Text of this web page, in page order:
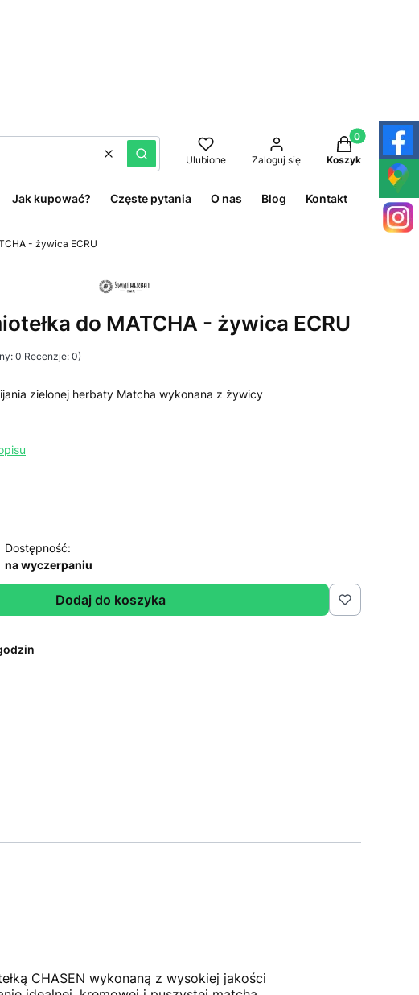
WyczyśćSzukaj Ulubione Zaloguj się
Produkty w
Koszyk
Jak kupować? Częste pytania O nas Blog Kontakt
- żywica ECRU
do MATCHA - żywica ECRU
0 Recenzje: 0)
zielonej herbaty Matcha wykonana z żywicy
Dostępność:
na wyczerpaniu
Dodaj do koszyka
CHASEN wykonaną z wysokiej jakości